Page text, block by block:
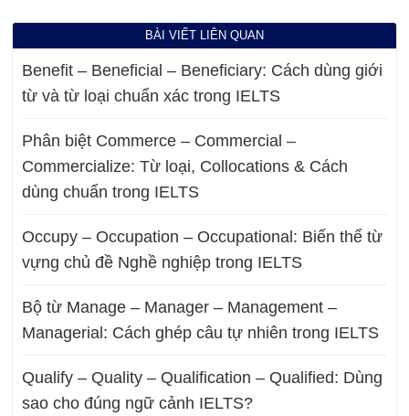
BÀI VIẾT LIÊN QUAN
Benefit – Beneficial – Beneficiary: Cách dùng giới
từ và từ loại chuẩn xác trong IELTS
Phân biệt Commerce – Commercial –
Commercialize: Từ loại, Collocations & Cách
dùng chuẩn trong IELTS
Occupy – Occupation – Occupational: Biến thể từ
vựng chủ đề Nghề nghiệp trong IELTS
Bộ từ Manage – Manager – Management –
Managerial: Cách ghép câu tự nhiên trong IELTS
Qualify – Quality – Qualification – Qualified: Dùng
sao cho đúng ngữ cảnh IELTS?